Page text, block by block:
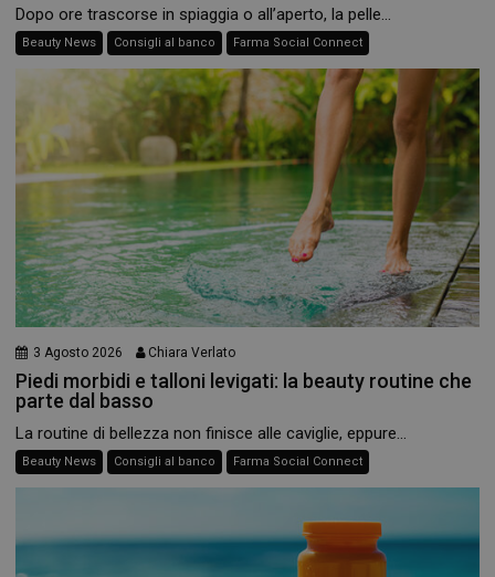
Dopo ore trascorse in spiaggia o all’aperto, la pelle...
Beauty News Consigli al banco Farma Social Connect
3 Agosto 2026 Chiara Verlato
Piedi morbidi e talloni levigati: la beauty routine che
parte dal basso
La routine di bellezza non finisce alle caviglie, eppure...
Beauty News Consigli al banco Farma Social Connect